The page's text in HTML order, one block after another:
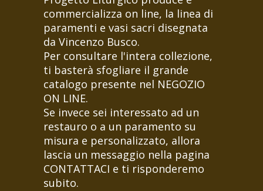
commercializza on line, la linea di
paramenti e vasi sacri disegnata
da Vincenzo Busco.
Per consultare l'intera collezione,
ti basterà sfogliare il grande
catalogo presente nel NEGOZIO
ON LINE.
Se invece sei interessato ad un
restauro o a un paramento su
misura e personalizzato, allora
lascia un messaggio nella pagina
CONTATTACI e ti risponderemo
subito.